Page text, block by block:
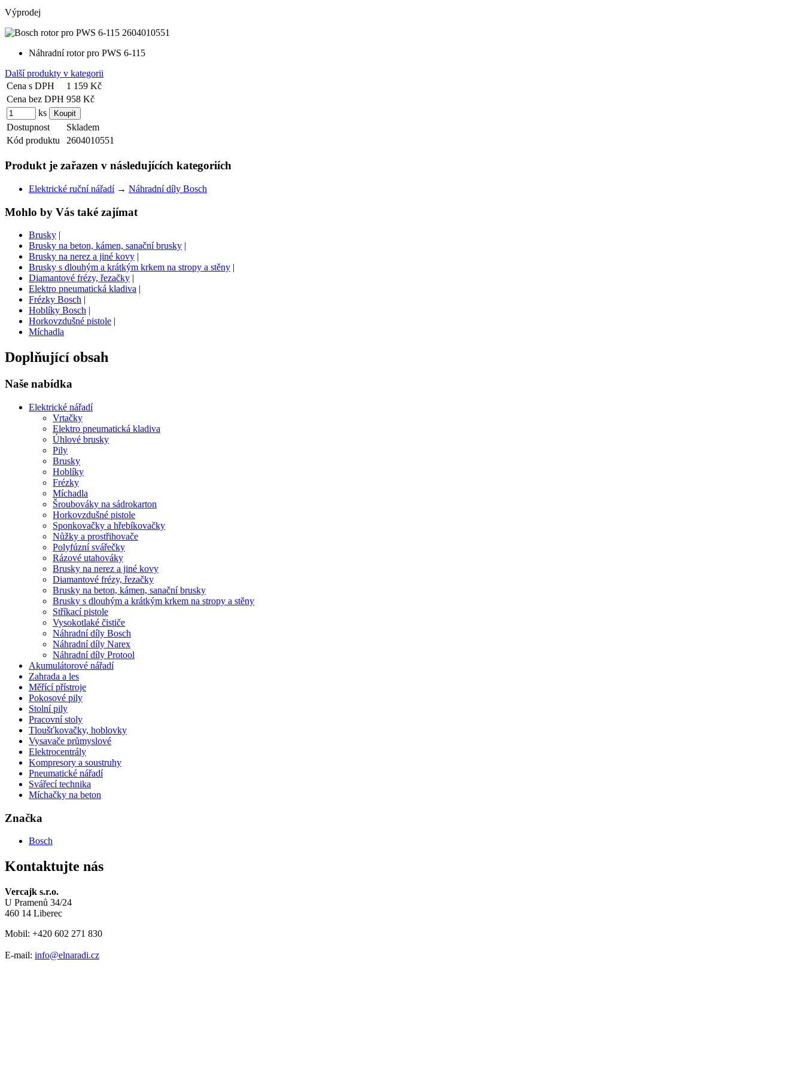
Výprodej
Náhradní rotor pro PWS 6-115
Další produkty v kategorii
Cena s DPH
1 159 Kč
Cena bez DPH 958 Kč
ks
Dostupnost
Skladem
Kód produktu
2604010551
Produkt je zařazen v následujících kategoriích
Elektrické ruční nářadí→ Náhradní díly Bosch
Mohlo by Vás také zajímat
Brusky |
Brusky na beton, kámen, sanační brusky |
Brusky na nerez a jiné kovy |
Brusky s dlouhým a krátkým krkem na stropy a stěny |
Diamantové frézy, řezačky |
Elektro pneumatická kladiva |
Frézky Bosch |
Hoblíky Bosch |
Horkovzdušné pistole |
Míchadla
Doplňující obsah
Naše nabídka
Elektrické nářadí
Vrtačky
Elektro pneumatická kladiva
Úhlové brusky
Pily
Brusky
Hoblíky
Frézky
Míchadla
Šroubováky na sádrokarton
Horkovzdušné pistole
Sponkovačky a hřebíkovačky
Nůžky a prostřihovače
Polyfúzní svářečky
Rázové utahováky
Brusky na nerez a jiné kovy
Diamantové frézy, řezačky
Brusky na beton, kámen, sanační brusky
Brusky s dlouhým a krátkým krkem na stropy a stěny
Stříkací pistole
Vysokotlaké čističe
Náhradní díly Bosch
Náhradní díly Narex
Náhradní díly Protool
Akumulátorové nářadí
Zahrada a les
Měřící přístroje
Pokosové pily
Stolní pily
Pracovní stoly
Tloušťkovačky, hoblovky
Vysavače průmyslové
Elektrocentrály
Kompresory a soustruhy
Pneumatické nářadí
Svářecí technika
Míchačky na beton
Značka
Bosch
Kontaktujte nás
Vercajk s.r.o.
U Pramenů 34/24
460 14 Liberec
Mobil: +420 602 271 830
E-mail: info@elnaradi.cz